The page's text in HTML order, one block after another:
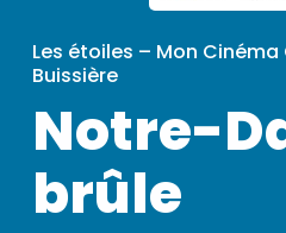
Les étoiles – Mon
Buissière
Notre-
brûle